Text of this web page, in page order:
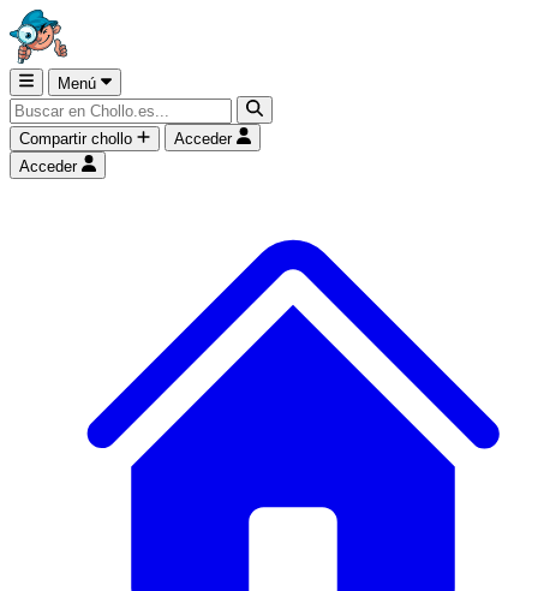
Menú
Compartir chollo
Acceder
Acceder